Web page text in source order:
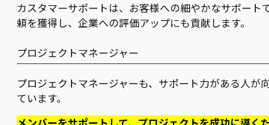
カスタマーサポートは、お客様への細やかなサポート
頼を獲得し、企業への評価アップにも貢献します。
プロジェクトマネージャー
プロジェクトマネージャーも、サポート力がある人が
ています。